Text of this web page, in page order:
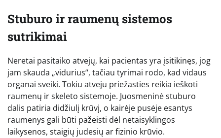
Stuburo ir raumenų sistemos
sutrikimai
Neretai pasitaiko atvejų, kai pacientas yra įsitikinęs, jog
jam skauda „vidurius“, tačiau tyrimai rodo, kad vidaus
organai sveiki. Tokiu atveju priežasties reikia ieškoti
raumenų ir skeleto sistemoje. Juosmeninė stuburo
dalis patiria didžiulį krūvį, o kairėje pusėje esantys
raumenys gali būti pažeisti dėl netaisyklingos
laikysenos, staigių judesių ar fizinio krūvio.